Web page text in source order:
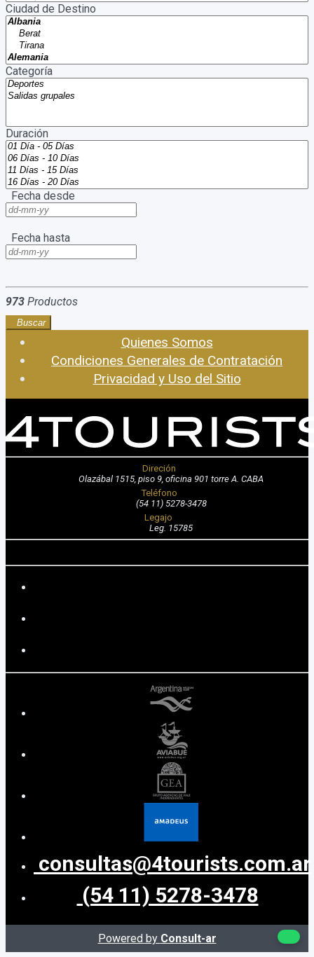
Ciudad de Destino
Categoría
Duración
Fecha desde
Fecha hasta
973 Productos
Buscar
Quienes Somos
Condiciones Generales de Contratación
Privacidad y Uso del Sitio
Direción
Olazábal 1515, piso 9, oficina 901 torre A. CABA
Teléfono
(54 11) 5278-3478
Legajo
Leg. 15785
consultas@4tourists.com.ar
(54 11) 5278-3478
Powered by Consult-ar